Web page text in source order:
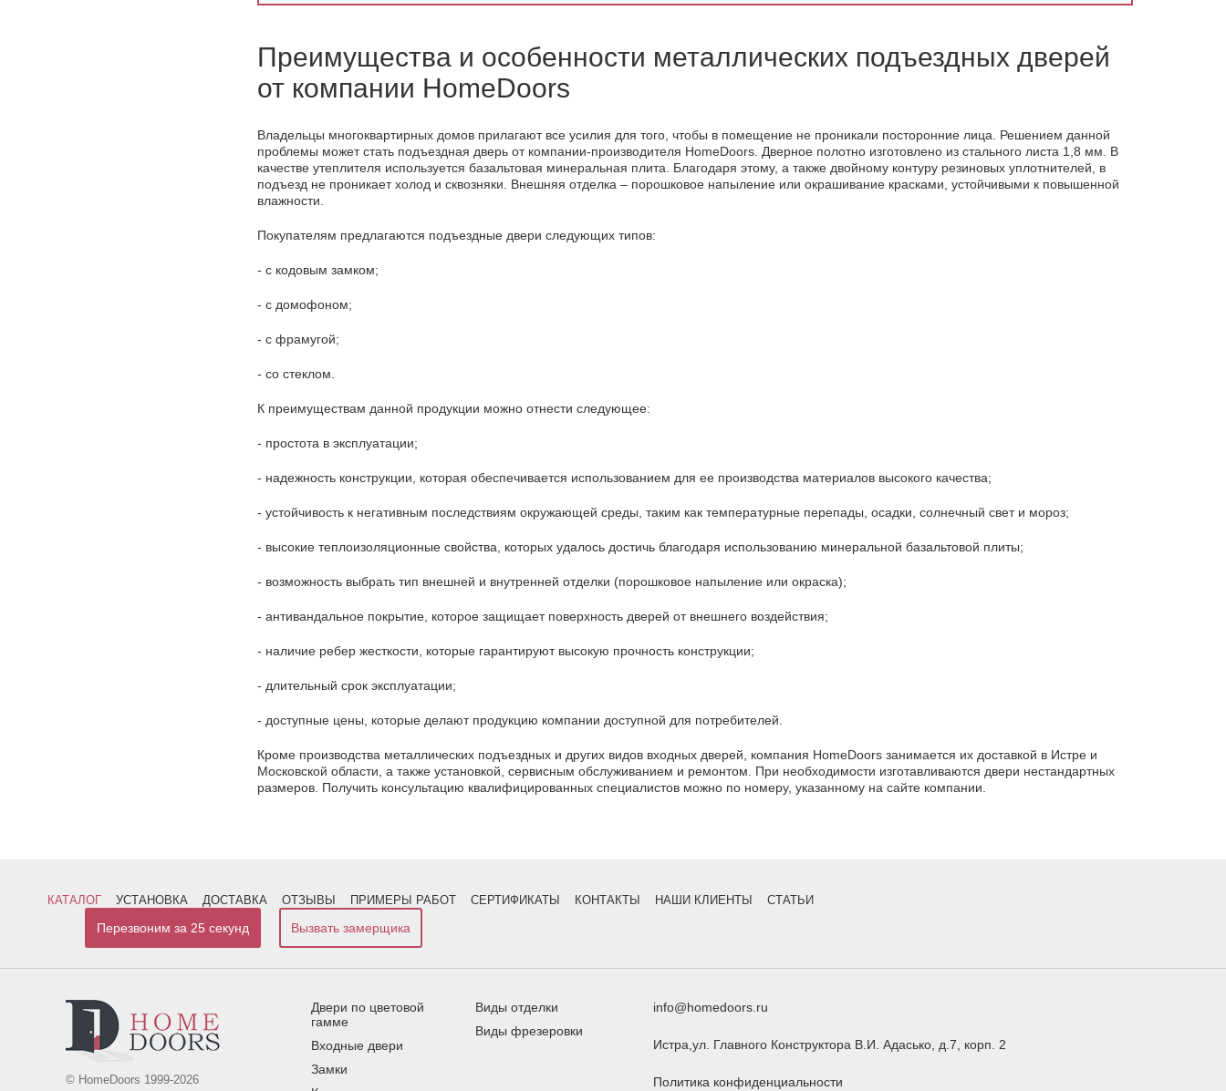
Преимущества и особенности металлических подъездных дверей
от компании HomeDoors
Владельцы многоквартирных домов прилагают все усилия для того, чтобы в помещение не проникали посторонние лица. Решением данной
проблемы может стать подъездная дверь от компании-производителя HomeDoors. Дверное полотно изготовлено из стального листа 1,8 мм. В
качестве утеплителя используется базальтовая минеральная плита. Благодаря этому, а также двойному контуру резиновых уплотнителей, в
подъезд не проникает холод и сквозняки. Внешняя отделка – порошковое напыление или окрашивание красками, устойчивыми к повышенной
влажности.
Покупателям предлагаются подъездные двери следующих типов:
- с кодовым замком;
- с домофоном;
- с фрамугой;
- со стеклом.
К преимуществам данной продукции можно отнести следующее:
- простота в эксплуатации;
- надежность конструкции, которая обеспечивается использованием для ее производства материалов высокого качества;
- устойчивость к негативным последствиям окружающей среды, таким как температурные перепады, осадки, солнечный свет и мороз;
- высокие теплоизоляционные свойства, которых удалось достичь благодаря использованию минеральной базальтовой плиты;
- возможность выбрать тип внешней и внутренней отделки (порошковое напыление или окраска);
- антивандальное покрытие, которое защищает поверхность дверей от внешнего воздействия;
- наличие ребер жесткости, которые гарантируют высокую прочность конструкции;
- длительный срок эксплуатации;
- доступные цены, которые делают продукцию компании доступной для потребителей.
Кроме производства металлических подъездных и других видов входных дверей, компания HomeDoors занимается их доставкой в Истре и
Московской области, а также установкой, сервисным обслуживанием и ремонтом. При необходимости изготавливаются двери нестандартных
размеров. Получить консультацию квалифицированных специалистов можно по номеру, указанному на сайте компании.
КАТАЛОГ УСТАНОВКА ДОСТАВКА ОТЗЫВЫ ПРИМЕРЫ РАБОТ СЕРТИФИКАТЫ КОНТАКТЫ НАШИ КЛИЕНТЫ СТАТЬИ
Перезвоним за 25 секунд Вызвать замерщика
© HomeDoors 1999-2026
Двери по цветовой
гамме
Входные двери
Замки
Виды отделки
Виды фрезеровки
info@homedoors.ru
Истра,ул. Главного Конструктора В.И. Адасько, д.7, корп. 2
Политика конфиденциальности